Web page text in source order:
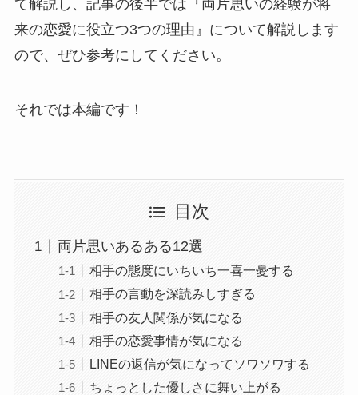
て解説し、記事の後半では『両片思いの経験が将
来の恋愛に役立つ3つの理由』について解説します
ので、ぜひ参考にしてください。
それでは本編です！
目次
両片思いあるある12選
相手の態度にいちいち一喜一憂する
相手の言動を深読みしすぎる
相手の友人関係が気になる
相手の恋愛事情が気になる
LINEの返信が気になってソワソワする
ちょっとした優しさに舞い上がる